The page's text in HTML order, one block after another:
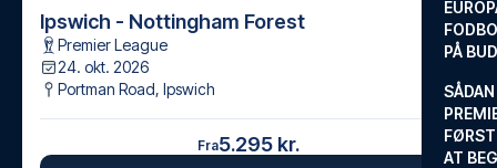
PÅ
AT
Ipswich - Nottingham Forest
Premier League
24. okt. 2026
Portman Road, Ipswich
Fra5.295 kr.